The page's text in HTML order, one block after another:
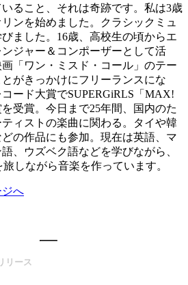
ること、それは奇跡です。私は3歳
ンを始めました。クラシックミュ
ました。16歳、高校生の頃からエ
ジャー＆コンポーザーとして活
「ワン・ミスド・コール」のテー
がきっかけにフリーランスにな
ード大賞でSUPERGiRLS「MAX!
受賞。今日まで25年間、国内のた
ティストの楽曲に関わる。タイや韓
の作品にも参加。現在は英語、マ
、ウズベク語などを学びながら、
しながら音楽を作っています。
ジへ
リース